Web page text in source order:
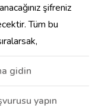
şifreniz
Tüm bu
gidin
yapın